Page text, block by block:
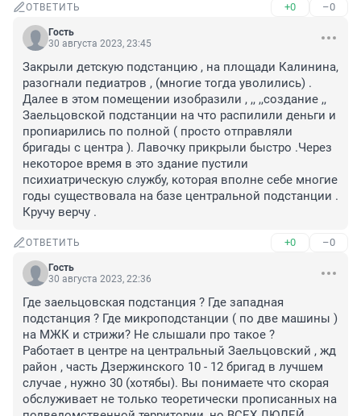
ОТВЕТИТЬ +0 –0
Гость
30 августа 2023, 23:45
Закрыли детскую подстанцию , на площади Калинина,
разогнали педиатров , (многие тогда уволились) .
Далее в этом помещении изобразили , ,, ,,создание ,,
Заельцовской подстанции на что распилили деньги и
пропиарились по полной ( просто отправляли
бригады с центра ). Лавочку прикрыли быстро .Через
некоторое время в это здание пустили
психиатрическую службу, которая вполне себе многие
годы существовала на базе центральной подстанции .
Кручу верчу .
ОТВЕТИТЬ +0 –0
Гость
30 августа 2023, 22:36
Где заельцовская подстанция ? Где западная
подстанция ? Где микроподстанции ( по две машины )
на МЖК и стрижи? Не слышали про такое ?
Работает в центре на центральный Заельцовский , жд
район , часть Дзержинского 10 - 12 бригад в лучшем
случае , нужно 30 (хотябы). Вы понимаете что скорая
обслуживает не только теоретически прописанных на